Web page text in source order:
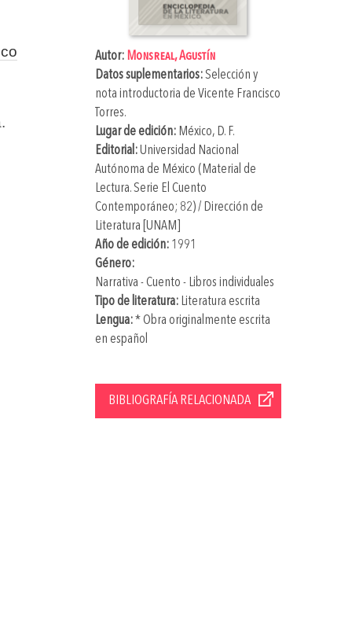
Autor: Monsreal, Agustín
Datos suplementarios:Selección y
nota introductoria de Vicente Francisco
Torres.
Lugar de edición: México, D. F.
Editorial:Universidad Nacional
Autónoma de México (Material de
Lectura. Serie El Cuento
Contemporáneo; 82) / Dirección de
Literatura [UNAM]
Año de edición: 1991
Género:
Narrativa - Cuento - Libros individuales
Tipo de literatura:Literatura escrita
Lengua:* Obra originalmente escrita
en español
BIBLIOGRAFÍA RELACIONADA